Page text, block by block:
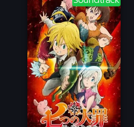
เนกต์ ซับไทย